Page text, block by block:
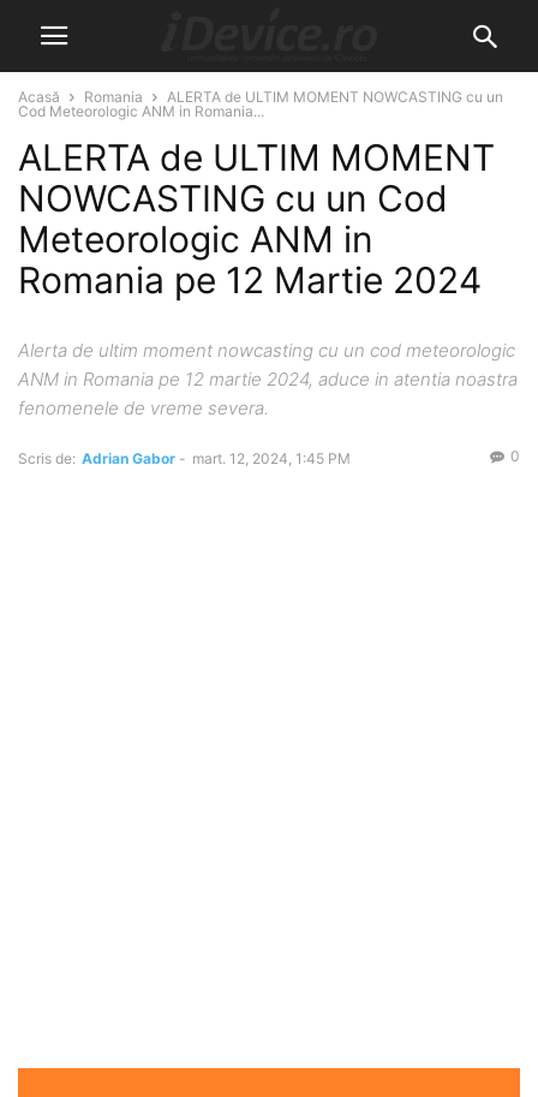
Acasă Romania
ALERTA de ULTIM MOMENT NOWCASTING cu un
Cod Meteorologic ANM in Romania...
ALERTA de ULTIM MOMENT
NOWCASTING cu un Cod
Meteorologic ANM in
Romania pe 12 Martie 2024
Alerta de ultim moment nowcasting cu un cod meteorologic
ANM in Romania pe 12 martie 2024, aduce in atentia noastra
fenomenele de vreme severa.
Scris de: Adrian Gabor - mart. 12, 2024, 1:45 PM 0